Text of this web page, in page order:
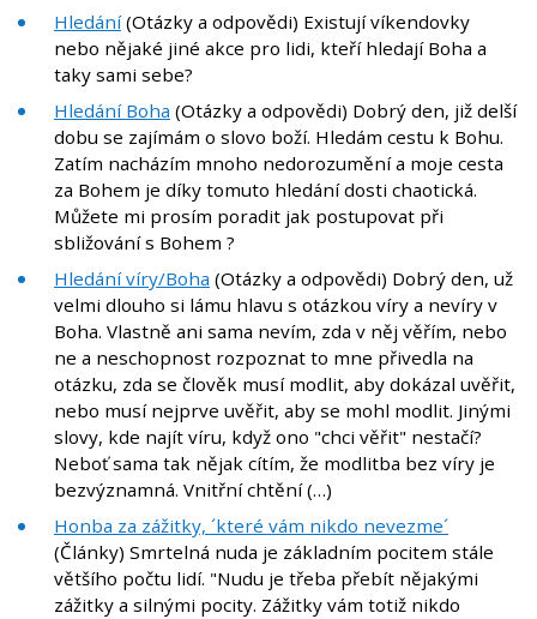
Hledání(Otázky a odpovědi) Existují víkendovky
nebo nějaké jiné akce pro lidi, kteří hledají Boha a
taky sami sebe?
Hledání Boha (Otázky a odpovědi) Dobrý den, již delší
dobu se zajímám o slovo boží. Hledám cestu k Bohu.
Zatím nacházím mnoho nedorozumění a moje cesta
za Bohem je díky tomuto hledání dosti chaotická.
Můžete mi prosím poradit jak postupovat při
sbližování s Bohem ?
Hledání víry/Boha (Otázky a odpovědi) Dobrý den, už
velmi dlouho si lámu hlavu s otázkou víry a nevíry v
Boha. Vlastně ani sama nevím, zda v něj věřím, nebo
ne a neschopnost rozpoznat to mne přivedla na
otázku, zda se člověk musí modlit, aby dokázal uvěřit,
nebo musí nejprve uvěřit, aby se mohl modlit. Jinými
slovy, kde najít víru, když ono "chci věřit" nestačí?
Neboť sama tak nějak cítím, že modlitba bez víry je
bezvýznamná. Vnitřní chtění (…)
Honba za zážitky, ´které vám nikdo nevezme´
(Články) Smrtelná nuda je základním pocitem stále
většího počtu lidí. "Nudu je třeba přebít nějakými
zážitky a silnými pocity. Zážitky vám totiž nikdo